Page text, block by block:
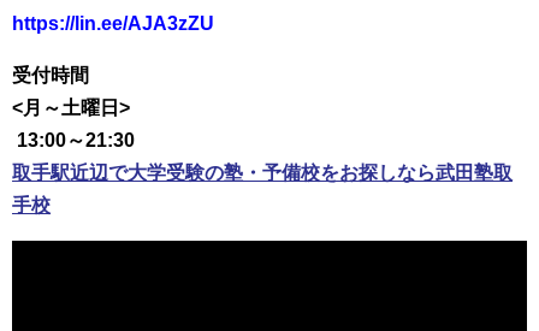
https://lin.ee/AJA3zZU
受付時間
<月～土曜日>
13:00～21:30
取手駅近辺で大学受験の塾・予備校をお探しなら武田塾取
手校